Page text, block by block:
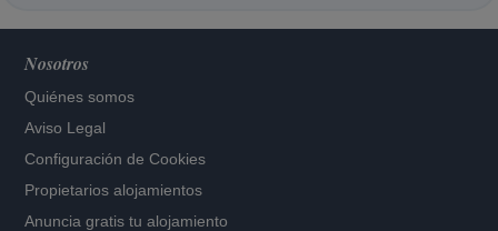
Nosotros
Quiénes somos
Aviso Legal
Configuración de Cookies
Propietarios alojamientos
Anuncia gratis tu alojamiento